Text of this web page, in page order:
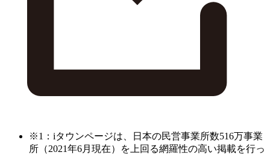
※1：iタウンページは、日本の民営事業所数516万事業
所（2021年6月現在）を上回る網羅性の高い掲載を行っ